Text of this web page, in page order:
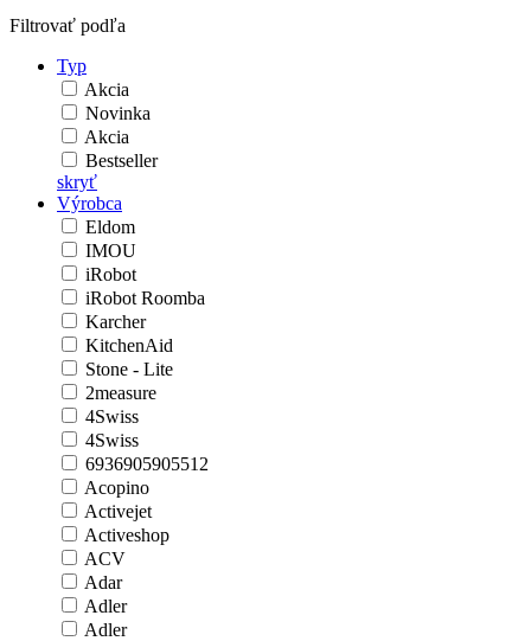
Filtrovať podľa
Typ
Akcia
Novinka
Akcia
Bestseller
skryť
Výrobca
Eldom
IMOU
iRobot
iRobot Roomba
Karcher
KitchenAid
Stone - Lite
2measure
4Swiss
4Swiss
6936905905512
Acopino
Activejet
Activeshop
ACV
Adar
Adler
Adler